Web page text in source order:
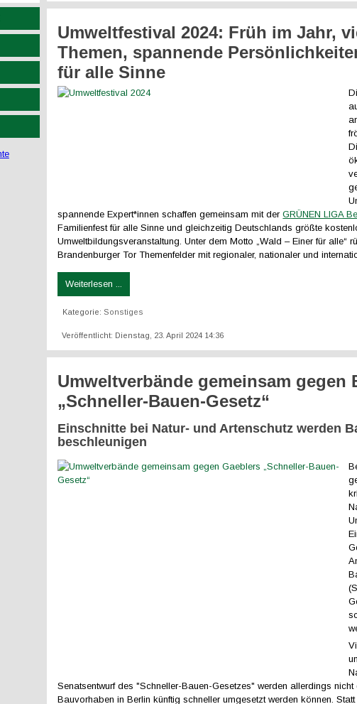
Umweltfestival 2024: Früh im Jahr,
Themen, spannende
für alle Sinne
spannende Expert*innen schaffen gemeinsam mit derGRÜNEN LIGA
Familienfest für alle Sinne und gleichzeitig Deutschlands größte
Umweltbildungsveranstaltung. Unter dem Motto „Wald – Einer für alle“
Brandenburger Tor Themenfelder mit regionaler, nationaler und
Weiterlesen ...
Kategorie:Sonstiges
Veröffentlicht: Dienstag, 23. April 2024 14:36
Umweltverbände gemeinsam gegen
„Schneller-Bauen-Gesetz“
Einschnitte bei Natur- und Artenschutz werden
beschleunigen
Senatsentwurf des "Schneller-Bauen-Gesetzes" werden allerdings
Bauvorhaben in Berlin künftig schneller umgesetzt werden können.